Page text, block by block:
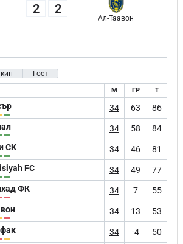
2 2
Ал-Таавон
Гост
М ГР Т
34 63 86
34 58 84
СК 34 46 81
FC 34 49 77
ФК 34 7 55
34 13 53
34 -4 50